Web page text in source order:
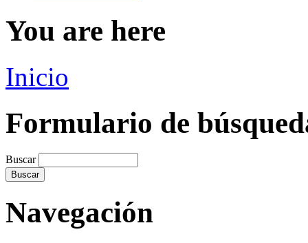
You are here
Inicio
Formulario de
Buscar
Navegación